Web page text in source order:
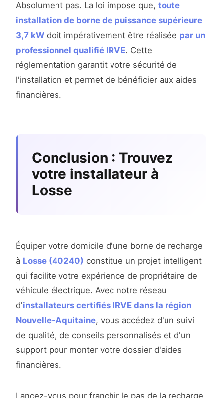
Absolument pas. La loi impose que, toute
installation de borne de puissance supérieure
3,7 kW doit impérativement être réalisée par un
professionnel qualifié IRVE. Cette
réglementation garantit votre sécurité de
l'installation et permet de bénéficier aux aides
financières.
Conclusion : Trouvez
votre installateur à
Losse
Équiper votre domicile d'une borne de recharge
à Losse (40240) constitue un projet intelligent
qui facilite votre expérience de propriétaire de
véhicule électrique. Avec notre réseau
d'installateurs certifiés IRVE dans la région
Nouvelle-Aquitaine, vous accédez d'un suivi
de qualité, de conseils personnalisés et d'un
support pour monter votre dossier d'aides
financières.
Lancez-vous pour franchir le pas de la recharge